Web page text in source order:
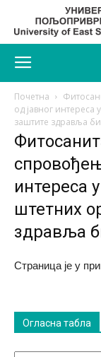
Почетна
од јавног интереса
заштите здравља
интереса
штетних
здравља
Страница је у
Огласна табла
Огласна